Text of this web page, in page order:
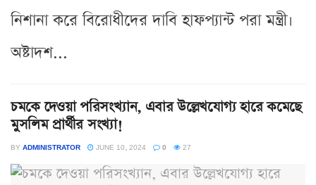
নিশানা করে বিরোধীদের দাবি হাফপ্যান্ট পরা মন্ত্রী।
অষ্টাদশ...
চমকে দেওয়া পরিসংখ্যান, এবার উল্লেখযোগ্য হারে কমেছে
মুসলিম প্রার্থীর সংখ্যা!
BY ADMINISTRATOR JUNE 10, 2024 0 27